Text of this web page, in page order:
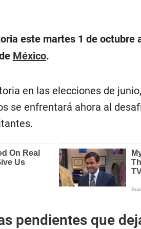
este martes 1 de octubre
México.
en las elecciones de
se enfrentará ahora al
pendientes que